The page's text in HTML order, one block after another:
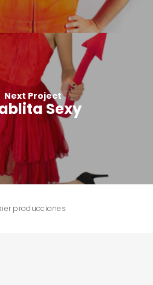
Next Project
Sexy
producciones